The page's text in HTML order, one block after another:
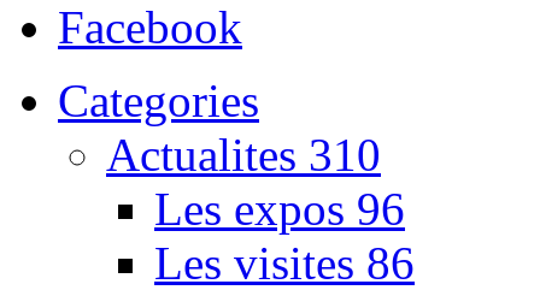
Facebook
Categories
Actualites 310
Les expos 96
Les visites 86